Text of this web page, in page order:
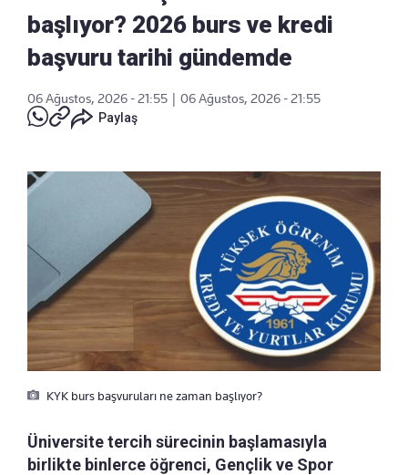
başlıyor? 2026 burs ve kredi
başvuru tarihi gündemde
06 Ağustos, 2026 - 21:55
06 Ağustos, 2026 - 21:55
Paylaş
KYK burs başvuruları ne zaman başlıyor?
Üniversite tercih sürecinin başlamasıyla
birlikte binlerce öğrenci, Gençlik ve Spor